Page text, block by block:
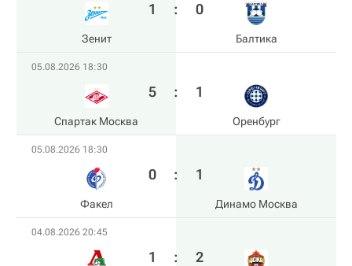
Зенит
1 : 0
Балтика
05.08.2026 18:30
Спартак Москва
5 : 1
Оренбург
05.08.2026 18:30
Факел
0 : 1
Динамо Москва
04.08.2026 20:45
1 : 2